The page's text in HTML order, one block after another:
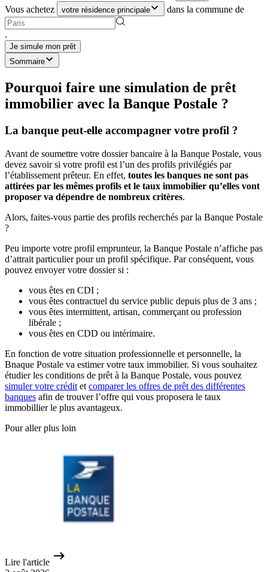
Vous achetez
votre résidence principale dans la commune de
.
Je simule mon prêt
Sommaire
Pourquoi faire une simulation de prêt
immobilier avec la Banque Postale ?
La banque peut-elle accompagner votre profil ?
Avant de soumettre votre dossier bancaire à la Banque Postale, vous
devez savoir si votre profil est l’un des profils privilégiés par
l’établissement prêteur. En effet, toutes les banques ne sont pas
attirées par les mêmes profils et le taux immobilier qu’elles vont
proposer va dépendre de nombreux critères.
Alors, faites-vous partie des profils recherchés par la Banque Postale
?
Peu importe votre profil emprunteur, la Banque Postale n’affiche pas
d’attrait particulier pour un profil spécifique. Par conséquent, vous
pouvez envoyer votre dossier si :
vous êtes en CDI ;
vous êtes contractuel du service public depuis plus de 3 ans ;
vous êtes intermittent, artisan, commerçant ou profession
libérale ;
vous êtes en CDD ou intérimaire.
En fonction de votre situation professionnelle et personnelle, la
Bnaque Postale va estimer votre taux immobilier. Si vous souhaitez
étudier les conditions de prêt à la Banque Postale, vous pouvez
simuler votre crédit et comparer les offres de prêt des différentes
banques afin de trouver l’offre qui vous proposera le taux
immobillier le plus avantageux.
Pour aller plus loin
Lire l'article